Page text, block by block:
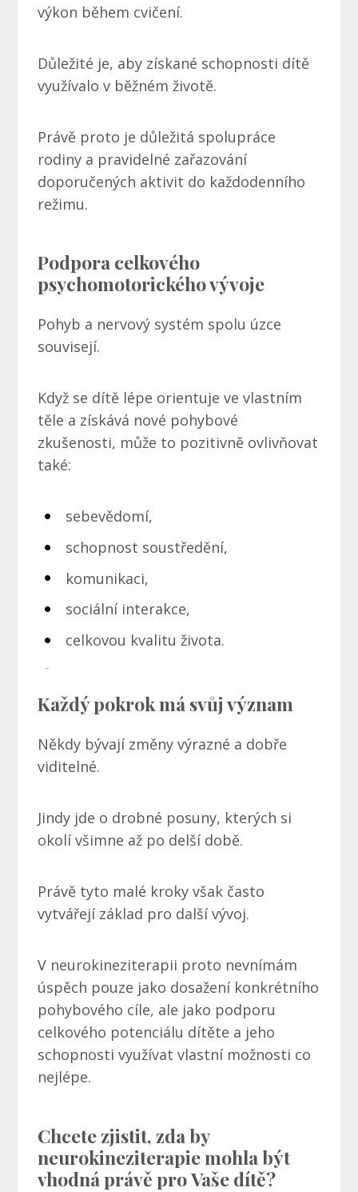
výkon během cvičení.
Důležité je, aby získané schopnosti dítě
využívalo v běžném životě.
Právě proto je důležitá spolupráce
rodiny a pravidelné zařazování
doporučených aktivit do každodenního
režimu.
Podpora celkového
psychomotorického vývoje
Pohyb a nervový systém spolu úzce
souvisejí.
Když se dítě lépe orientuje ve vlastním
těle a získává nové pohybové
zkušenosti, může to pozitivně ovlivňovat
také:
sebevědomí,
schopnost soustředění,
komunikaci,
sociální interakce,
celkovou kvalitu života.
Každý pokrok má svůj význam
Někdy bývají změny výrazné a dobře
viditelné.
Jindy jde o drobné posuny, kterých si
okolí všimne až po delší době.
Právě tyto malé kroky však často
vytvářejí základ pro další vývoj.
V neurokineziterapii proto nevnímám
úspěch pouze jako dosažení konkrétního
pohybového cíle, ale jako podporu
celkového potenciálu dítěte a jeho
schopnosti využívat vlastní možnosti co
nejlépe.
Chcete zjistit, zda by
neurokineziterapie mohla být
vhodná právě pro Vaše dítě?